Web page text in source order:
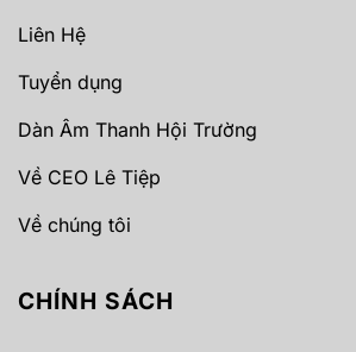
Liên Hệ
Tuyển dụng
Dàn Âm Thanh Hội Trường
Về CEO Lê Tiệp
Về chúng tôi
CHÍNH SÁCH